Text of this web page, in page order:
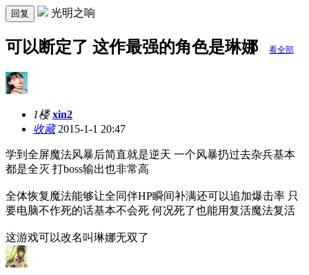
回复 光明之响
可以断定了 这作最强的角色是琳娜 看全部
1楼 xin2
收藏2015-1-1 20:47
学到全屏魔法风暴后简直就是逆天 一个风暴扔过去杂兵基本
都是全灭 打boss输出也非常高
全体恢复魔法能够让全同伴HP瞬间补满还可以追加爆击率 只
要电脑不作死的话基本不会死 何况死了也能用复活魔法复活
这游戏可以改名叫琳娜无双了